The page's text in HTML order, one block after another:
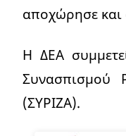
αποχώρησε
Η ΔΕΑ
Συνασπισμού
(ΣΥΡΙΖΑ).